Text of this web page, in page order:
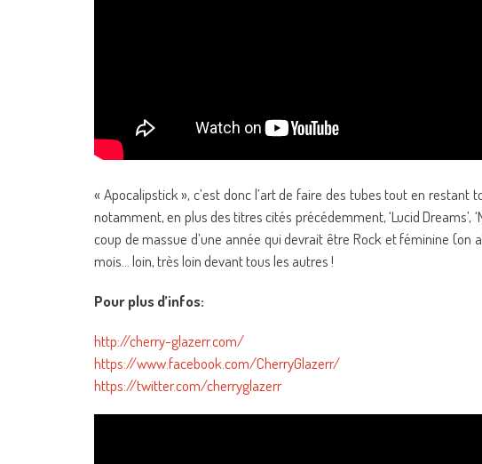
« Apocalipstick », c’est donc l’art de faire des tubes tout en
notamment, en plus des titres cités précédemment, ‘Lucid Dreams’,
coup de massue d’une année qui devrait être Rock et féminine
mois… loin, très loin devant tous les autres !
Pour plus d’infos:
http://cherry-glazerr.com/
https://www.facebook.com/CherryGlazerr/
https://twitter.com/cherryglazerr